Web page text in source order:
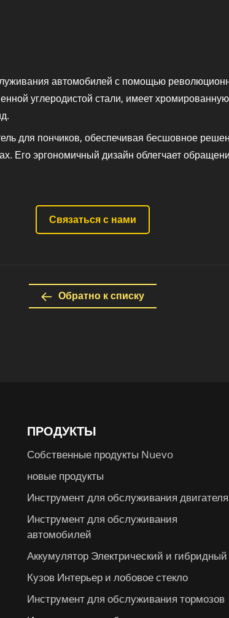
автомобилей с помощью
углеродистой стали, имеет
для пончиков, обеспечивая бесшовное
Его эргономичный дизайн облегчает
Связаться с нами
Обратно к списку
ПРОДУКТЫ
Собственные продукты Nuevo
новые продукты
Инструмент для обслуживания двигателя
Инструмент для обслуживания
автомобилей
Аккумулятор Электрический и гибридный
Кузов Интерьер и лобовое стекло
Инструмент для обслуживания тормозов